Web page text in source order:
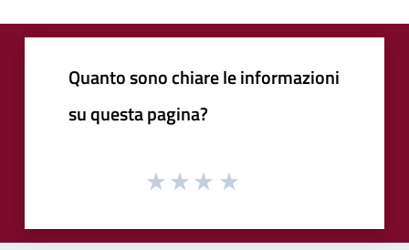
Quanto sono chiare le informazioni
su questa pagina?